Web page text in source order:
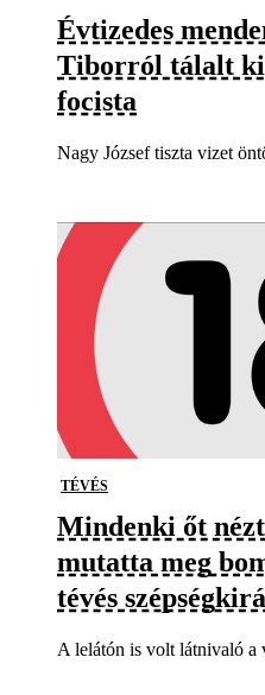
Évtizedes
Tiborról tálalt
focista
Nagy József tiszta vizet
TÉVÉS
Mindenki őt
mutatta meg
tévés
A lelátón is volt látnivaló a